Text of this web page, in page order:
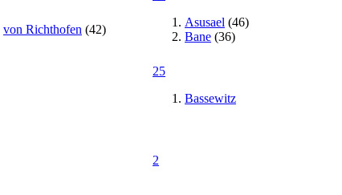
von Richthofen (42)
Asusael (46)
Bane (36)
25
Bassewitz
2